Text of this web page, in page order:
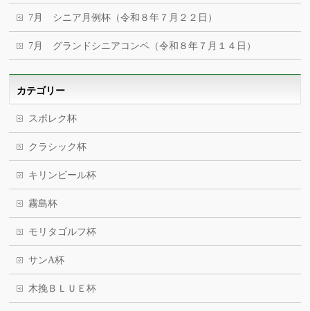
7月 シニア月例杯（令和８年７月２２日）
7月 グランドシニアコンペ（令和８年７月１４日）
カテゴリー
スポレク杯
クラシック杯
キリンビール杯
霧島杯
モリタゴルフ杯
サンA杯
木挽ＢＬＵＥ杯